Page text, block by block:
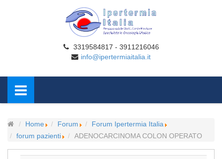
3319584817 - 3911216046
info@ipertermiaitalia.it
Home Forum
Forum Ipertermia Italia
forum pazienti
ADENOCARCINOMA COLON OPERATO